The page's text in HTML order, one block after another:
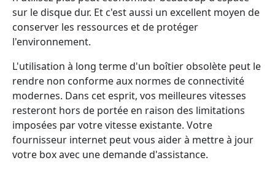
sur le disque dur. Et c'est aussi un excellent moyen de
conserver les ressources et de protéger
l'environnement.
L'utilisation à long terme d'un boîtier obsolète peut le
rendre non conforme aux normes de connectivité
modernes. Dans cet esprit, vos meilleures vitesses
resteront hors de portée en raison des limitations
imposées par votre vitesse existante. Votre
fournisseur internet peut vous aider à mettre à jour
votre box avec une demande d'assistance.